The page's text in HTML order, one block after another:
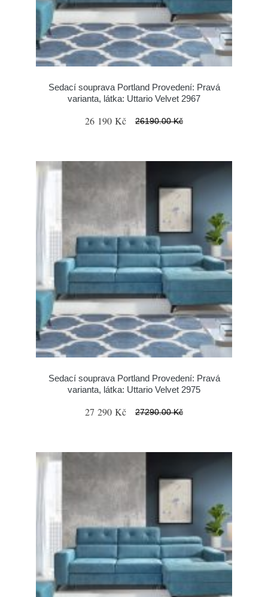
Sedací souprava Portland Provedení: Pravá
varianta, látka: Uttario Velvet 2967
26 190 Kč 26190.00 Kč
Sedací souprava Portland Provedení: Pravá
varianta, látka: Uttario Velvet 2975
27 290 Kč 27290.00 Kč